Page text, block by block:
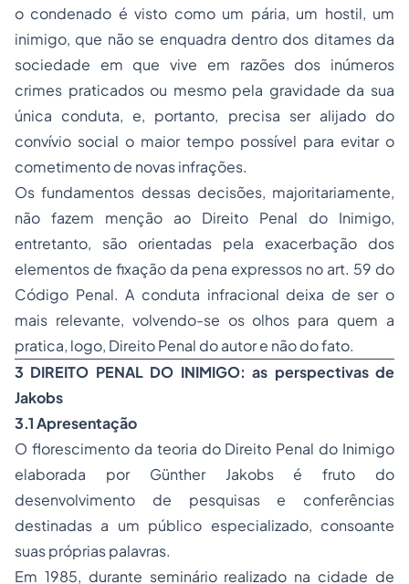
o condenado é visto como um pária, um hostil, um
inimigo, que não se enquadra dentro dos ditames da
sociedade em que vive em razões dos inúmeros
crimes praticados ou mesmo pela gravidade da sua
única conduta, e, portanto, precisa ser alijado do
convívio social o maior tempo possível para evitar o
cometimento de novas infrações.
Os fundamentos dessas decisões, majoritariamente,
não fazem menção ao Direito Penal do Inimigo,
entretanto, são orientadas pela exacerbação dos
elementos de fixação da pena expressos no art. 59 do
Código Penal. A conduta infracional deixa de ser o
mais relevante, volvendo-se os olhos para quem a
pratica, logo, Direito Penal do autor e não do fato.
3 DIREITO PENAL DO INIMIGO: as perspectivas de
Jakobs
3.1 Apresentação
O florescimento da teoria do Direito Penal do Inimigo
elaborada por Günther Jakobs é fruto do
desenvolvimento de pesquisas e conferências
destinadas a um público especializado, consoante
suas próprias palavras.
Em 1985, durante seminário realizado na cidade de